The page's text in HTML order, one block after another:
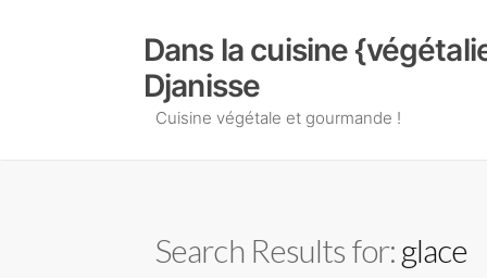
Dans la cuisine
Djanisse
Cuisine végétale et gourmande !
Search Results for:glace